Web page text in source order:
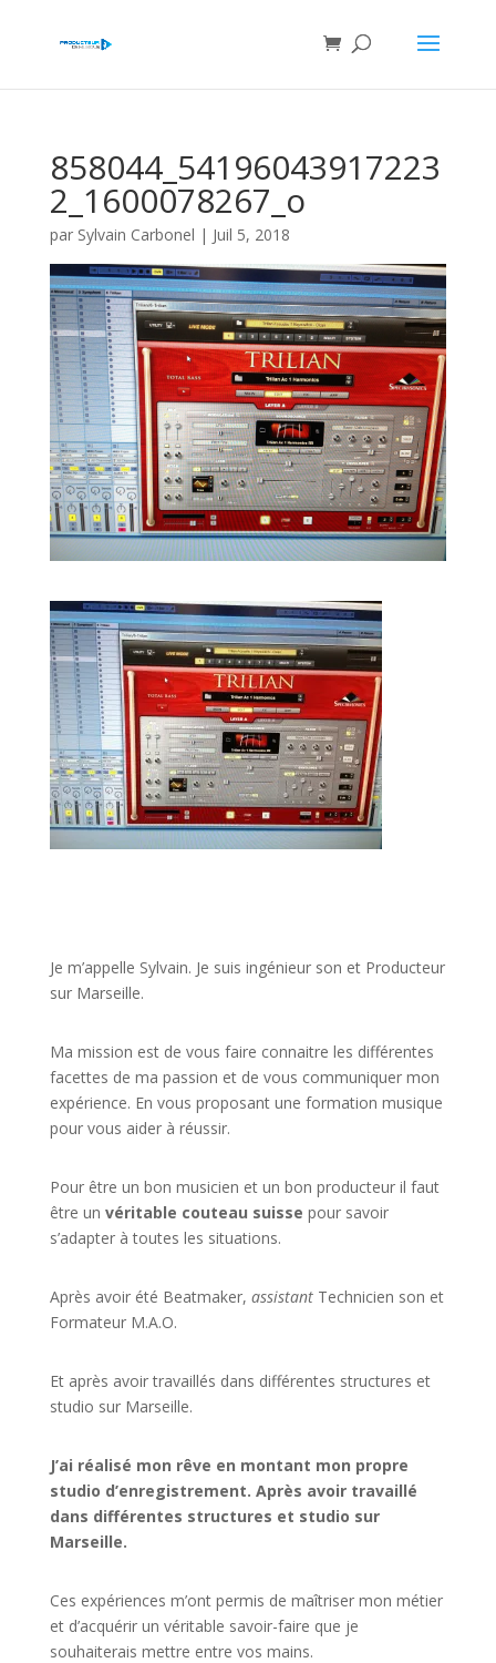
858044_54196043917223
2_1600078267_o
par Sylvain Carbonel | Juil 5, 2018
Je m’appelle Sylvain. Je suis ingénieur son et Producteur
sur Marseille.
Ma mission est de vous faire connaitre les différentes
facettes de ma passion et de vous communiquer mon
expérience. En vous proposant une formation musique
pour vous aider à réussir.
Pour être un bon musicien et un bon producteur il faut
être un véritable couteau suisse pour savoir
s’adapter à toutes les situations.
Après avoir été Beatmaker, assistant Technicien son et
Formateur M.A.O.
Et après avoir travaillés dans différentes structures et
studio sur Marseille.
J’ai réalisé mon rêve en montant mon propre
studio d’enregistrement. Après avoir travaillé
dans différentes structures et studio sur
Marseille.
Ces expériences m’ont permis de maîtriser mon métier
et d’acquérir un véritable savoir-faire que je
souhaiterais mettre entre vos mains.